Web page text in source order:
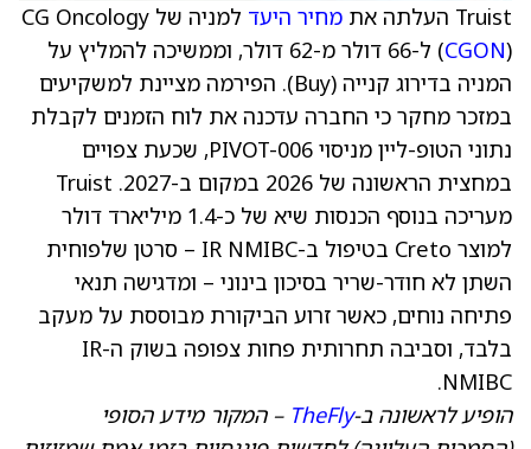
Truist העלתה את מחיר היעד
למניה של CG Oncology
(CGON
) ל-66 דולר מ-62 דולר, וממשיכה להמליץ על
המניה בדירוג קנייה (Buy). הפירמה מציינת למשקיעים
במזכר מחקר כי החברה עדכנה את לוח הזמנים לקבלת
נתוני הטופ-ליין מניסוי PIVOT-006, שכעת צפויים
במחצית הראשונה של 2026 במקום ב-2027. Truist
מעריכה בנוסף הכנסות שיא של כ-1.4 מיליארד דולר
למוצר Creto בטיפול ב-IR NMIBC – סרטן שלפוחית
השתן לא חודר-שריר בסיכון בינוני – ומדגישה תנאי
פתיחה נוחים, כאשר זרוע הביקורת מבוססת על מעקב
בלבד, וסביבה תחרותית פחות צפופה בשוק ה-IR
NMIBC.
הופיע לראשונה ב-TheFly – המקור מידע הסופי